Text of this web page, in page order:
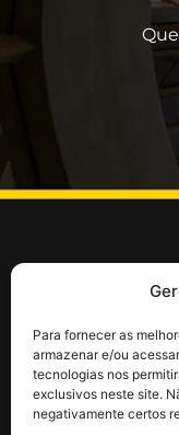
Para fornecer as
armazenar e/ou
tecnologias nos
exclusivos neste site.
negativamente certos
Guia rápido
Seja um Artista
Seja um
Login:
CLUBE CULT